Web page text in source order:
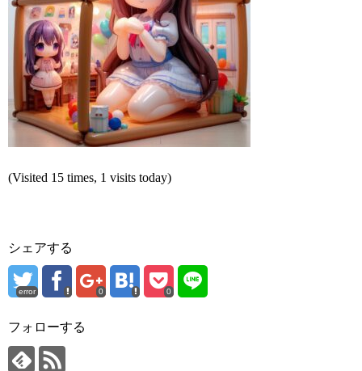
(Visited 15 times, 1 visits today)
シェアする
error 0 0
フォローする